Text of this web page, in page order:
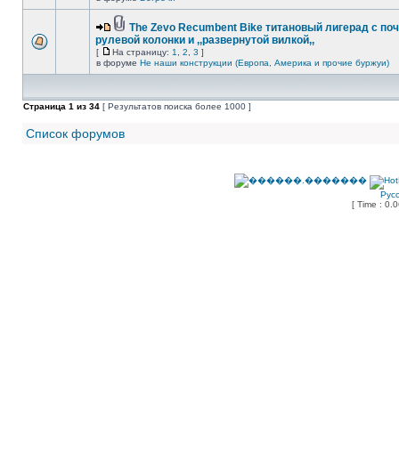
The Zevo Recumbent Bike титановый лигерад с
рулевой колонки и ,,развернутой вилкой,,
[ На страницу: 1 2 3 ]
в форуме Не наши конструкции (Европа, Америка и прочие буржуи)
Страница 1 из 34 [ Результатов поиска более 1000 ]
Список форумов
[ Time :